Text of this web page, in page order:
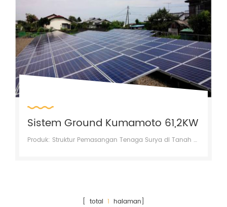
Sistem Ground Kumamoto 61,2KW
Produk: Struktur Pemasangan Tenaga Surya di Tanah FOEN Wilayah: Kumamoto, Jepang Kapasitas: 61,2 kW
[ total 1 halaman]